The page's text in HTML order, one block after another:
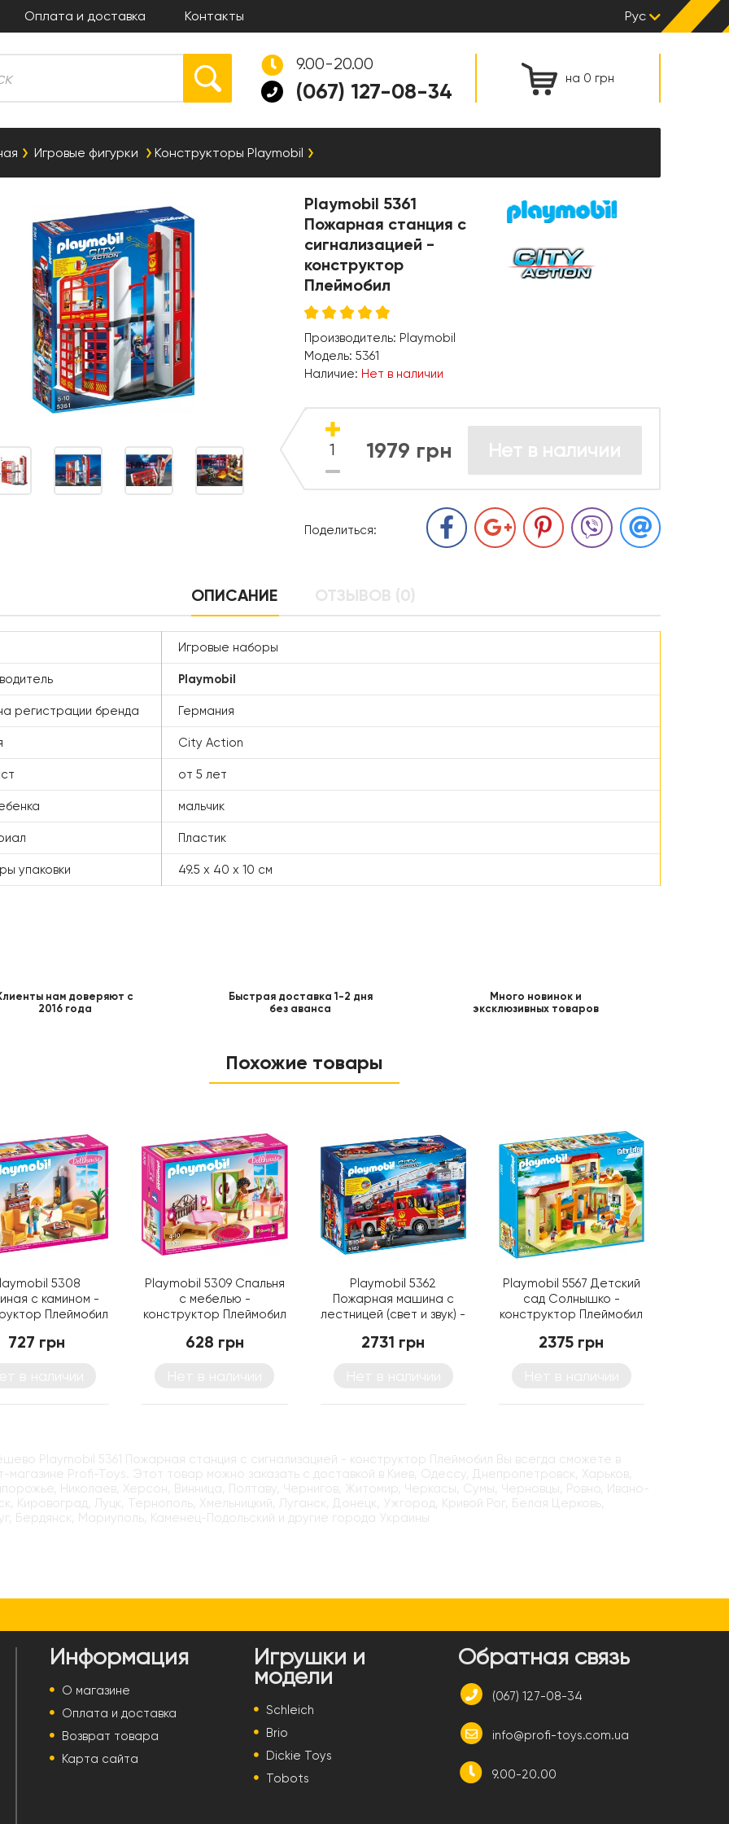
Оплата и доставка Контакты Рус
на 0 грн
9.00-20.00
(067) 127-08-34
Игровые фигурки Конструкторы Playmobil
Playmobil 5361
Пожарная станция с
сигнализацией -
конструктор
Плеймобил
Производитель: Playmobil
Модель: 5361
Наличие: Нет в наличии
1979 грн Нет в наличии
Поделиться:
ОПИСАНИЕ ОТЗЫВОВ (0)
Игровые наборы
Playmobil
регистрации бренда Германия
City Action
от 5 лет
мальчик
Пластик
упаковки 49.5 x 40 x 10 см
нам доверяют с
2016 года
Быстрая доставка 1-2 дня
без аванса
Много новинок и
эксклюзивных товаров
Похожие товары
5308
с камином -
Плеймобил
727 грн
Playmobil 5309 Спальня
с мебелью -
конструктор Плеймобил
628 грн
Playmobil 5362
Пожарная машина с
лестницей (свет и звук) -
2731 грн
Playmobil 5567 Детский
сад Солнышко -
конструктор Плеймобил
2375 грн
Playmobil 5361 Пожарная станция с сигнализацией - конструктор Плеймобил Вы всегда сможете в
магазине Profi-Toys. Этот товар можно заказать с доставкой в Киев, Одессу, Днепропетровск, Харьков,
Николаев, Херсон, Винница, Полтаву, Чернигов, Житомир, Черкасы, Сумы, Черновцы, Ровно, Ивано-
Кировоград, Луцк, Тернополь, Хмельницкий, Луганск, Донецк, Ужгород, Кривой Рог, Белая Церковь,
Бердянск, Мариуполь, Каменец-Подольский и другие города Украины
Информация
О магазине
Оплата и доставка
Возврат товара
Карта сайта
Игрушки и
модели
Schleich
Brio
Dickie Toys
Tobots
Обратная связь
(067) 127-08-34
info@profi-toys.com.ua
9.00-20.00